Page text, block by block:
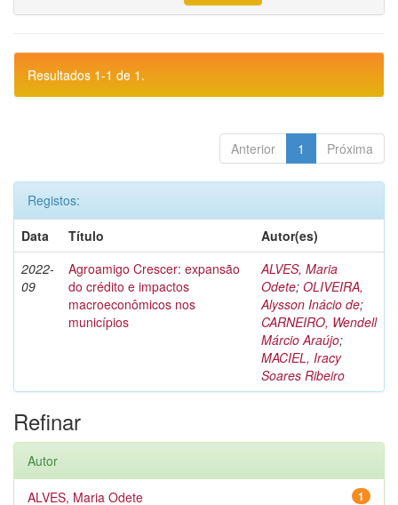
Resultados 1-1 de 1.
Anterior 1 Próxima
Registos:
Data
Título
Autor(es)
2022-
09
Agroamigo Crescer: expansão
do crédito e impactos
macroeconômicos nos
municípios
ALVES, Maria
Odete; OLIVEIRA,
Alysson Inácio de;
CARNEIRO, Wendell
Márcio Araújo;
MACIEL, Iracy
Soares Ribeiro
Refinar
Autor
1
ALVES, Maria Odete